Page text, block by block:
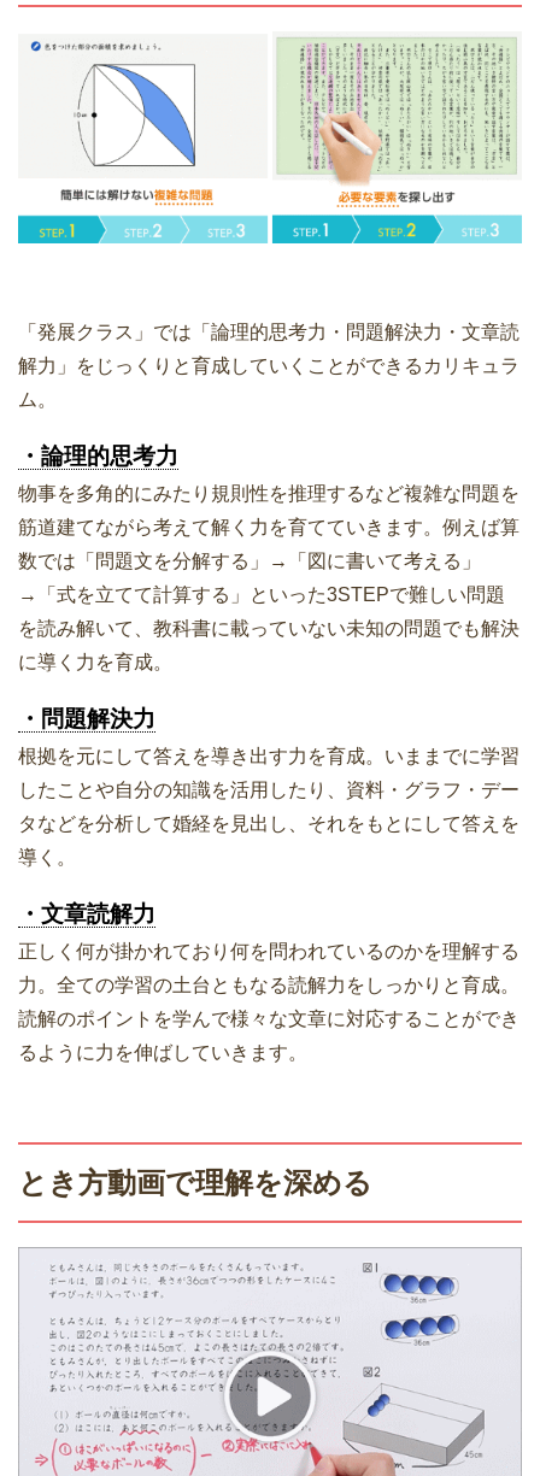
「発展クラス」では「論理的思考力・問題解決力・文章読
解力」をじっくりと育成していくことができるカリキュラ
ム。
・論理的思考力
物事を多角的にみたり規則性を推理するなど複雑な問題を
筋道建てながら考えて解く力を育てていきます。例えば算
数では「問題文を分解する」→「図に書いて考える」
→「式を立てて計算する」といった3STEPで難しい問題
を読み解いて、教科書に載っていない未知の問題でも解決
に導く力を育成。
・問題解決力
根拠を元にして答えを導き出す力を育成。いままでに学習
したことや自分の知識を活用したり、資料・グラフ・デー
タなどを分析して婚経を見出し、それをもとにして答えを
導く。
・文章読解力
正しく何が掛かれており何を問われているのかを理解する
力。全ての学習の土台ともなる読解力をしっかりと育成。
読解のポイントを学んで様々な文章に対応することができ
るように力を伸ばしていきます。
とき方動画で理解を深める